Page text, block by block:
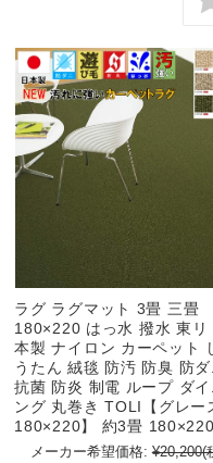
ラグ ラグマット 3畳 三畳
180×220 はっ水 撥水 東リ
本製 ナイロン カーペット
うたん 絨毯 防汚 防臭 防ダ
抗菌 防炎 制電 ループ ダイ
ング 丸巻き TOLI【グレー
180×220】 約3畳
メーカー希望価格: ¥20,200(